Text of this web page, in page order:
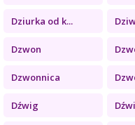
Dziurka od k...
Dzwon
Dzwonnica
Dźwig